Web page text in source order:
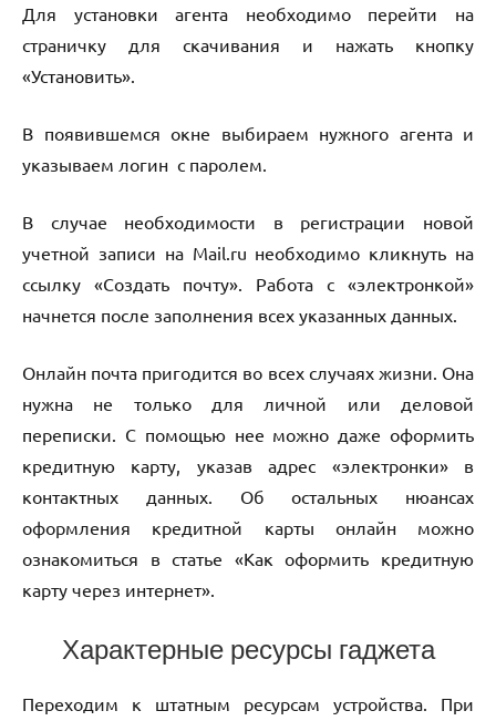
Для установки агента необходимо перейти на
страничку для скачивания и нажать кнопку
«Установить».
В появившемся окне выбираем нужного агента и
указываем логин с паролем.
В случае необходимости в регистрации новой
учетной записи на Mail.ru необходимо кликнуть на
ссылку «Создать почту». Работа с «электронкой»
начнется после заполнения всех указанных данных.
Онлайн почта пригодится во всех случаях жизни. Она
нужна не только для личной или деловой
переписки. С помощью нее можно даже оформить
кредитную карту, указав адрес «электронки» в
контактных данных. Об остальных нюансах
оформления кредитной карты онлайн можно
ознакомиться в статье «Как оформить кредитную
карту через интернет».
Характерные ресурсы гаджета
Переходим к штатным ресурсам устройства. При